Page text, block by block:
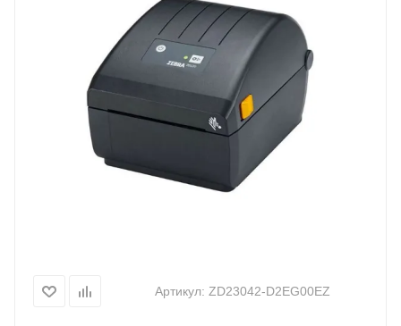
Артикул: ZD23042-D2EG00EZ